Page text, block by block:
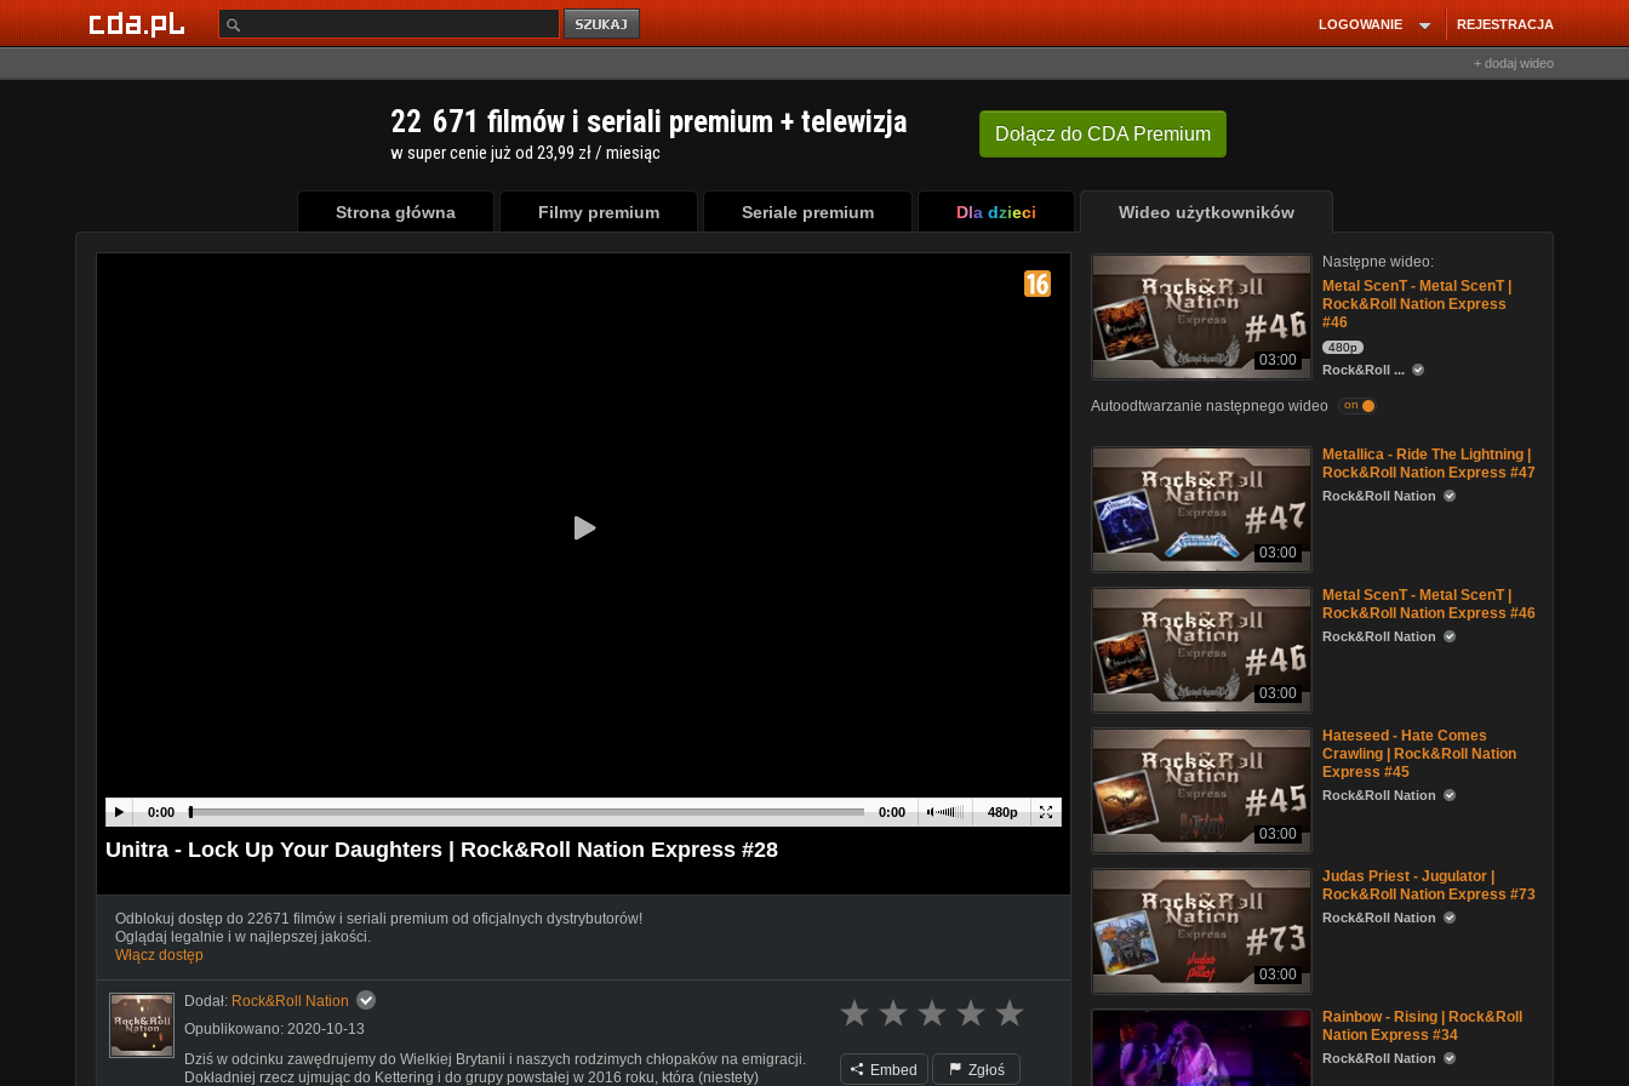
REJESTRACJA
LOGOWANIE
+ dodaj wideo
Dołącz do CDA Premium
22 671 filmów i seriali premium + telewizja
w super cenie już od 23,99 zł / miesiąc
Strona główna Filmy premium Seriale premium Dla dzieci Wideo użytkowników
480p
0:00 0:00
Unitra - Lock Up Your Daughters | Rock&Roll Nation Express #28
Odblokuj dostęp do 22671 filmów i seriali premium od oficjalnych dystrybutorów!
Oglądaj legalnie i w najlepszej jakości.
Włącz dostęp
Dodał: Rock&Roll Nation
Opublikowano: 2020-10-13
Dziś w odcinku zawędrujemy do Wielkiej Brytanii i naszych rodzimych chłopaków na emigracji.
Dokładniej rzecz ujmując do Kettering i do grupy powstałej w 2016 roku, która (niestety)
Embed Zgłoś
03:00
Następne wideo:
Metal ScenT - Metal ScenT |
Rock&Roll Nation Express
#46
480p
Rock&Roll ...
Autoodtwarzanie następnego wideo on
03:00
Metallica - Ride The Lightning |
Rock&Roll Nation Express #47
Rock&Roll Nation
03:00
Metal ScenT - Metal ScenT |
Rock&Roll Nation Express #46
Rock&Roll Nation
03:00
Hateseed - Hate Comes
Crawling | Rock&Roll Nation
Express #45
Rock&Roll Nation
03:00
Judas Priest - Jugulator |
Rock&Roll Nation Express #73
Rock&Roll Nation
Rainbow - Rising | Rock&Roll
Nation Express #34
Rock&Roll Nation